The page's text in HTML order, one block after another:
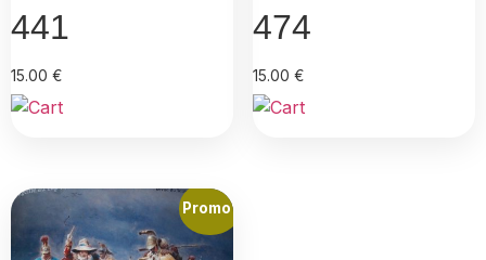
441
15.00 €
474
15.00 €
Promo !